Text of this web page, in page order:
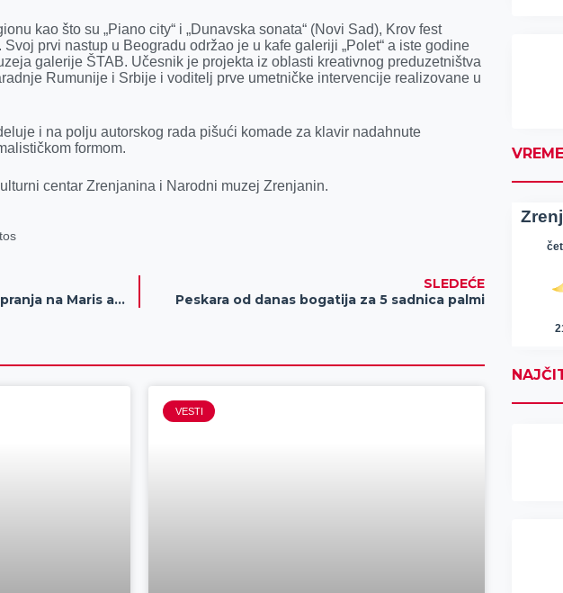
kao što su „Piano city“ i „Dunavska sonata“ (Novi Sad), Krov fest
prvi nastup u Beogradu održao je u kafe galeriji „Polet“ a iste godine
galerije ŠTAB. Učesnik je projekta iz oblasti kreativnog preduzetništva
Rumunije i Srbije i voditelj prve umetničke intervencije realizovane u
i na polju autorskog rada pišući komade za klavir nadahnute
formom.
centar Zrenjanina i Narodni muzej Zrenjanin.
50% više žetona i duže vreme pranja na Maris autoperionci?!
SLEDEĆE
Peskara od danas bogatija za 5 sadnica palmi
VESTI